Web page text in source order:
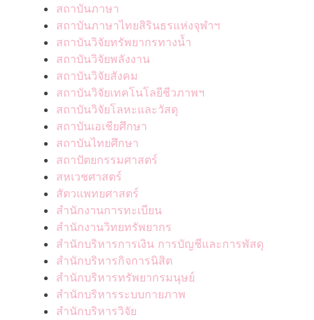
สถาบันภาษา
สถาบันภาษาไทยสิรินธรแห่งจุฬาฯ
สถาบันวิจัยทรัพยากรทางน้ำ
สถาบันวิจัยพลังงาน
สถาบันวิจัยสังคม
สถาบันวิจัยเทคโนโลยีชีวภาพฯ
สถาบันวิจัยโลหะและวัสดุ
สถาบันเอเชียศึกษา
สถาบันไทยศึกษา
สถาปัตยกรรมศาสตร์
สหเวชศาสตร์
สัตวแพทยศาสตร์
สำนักงานการทะเบียน
สำนักงานวิทยทรัพยากร
สำนักบริหารการเงิน การบัญชีและการพัสดุ
สำนักบริหารกิจการนิสิต
สำนักบริหารทรัพยากรมนุษย์
สำนักบริหารระบบกายภาพ
สำนักบริหารวิจัย